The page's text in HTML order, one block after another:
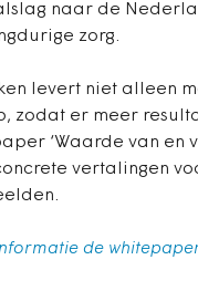
naar de
zorg.
levert niet alleen
zodat er meer
‘Waarde van en
vertalingen
de